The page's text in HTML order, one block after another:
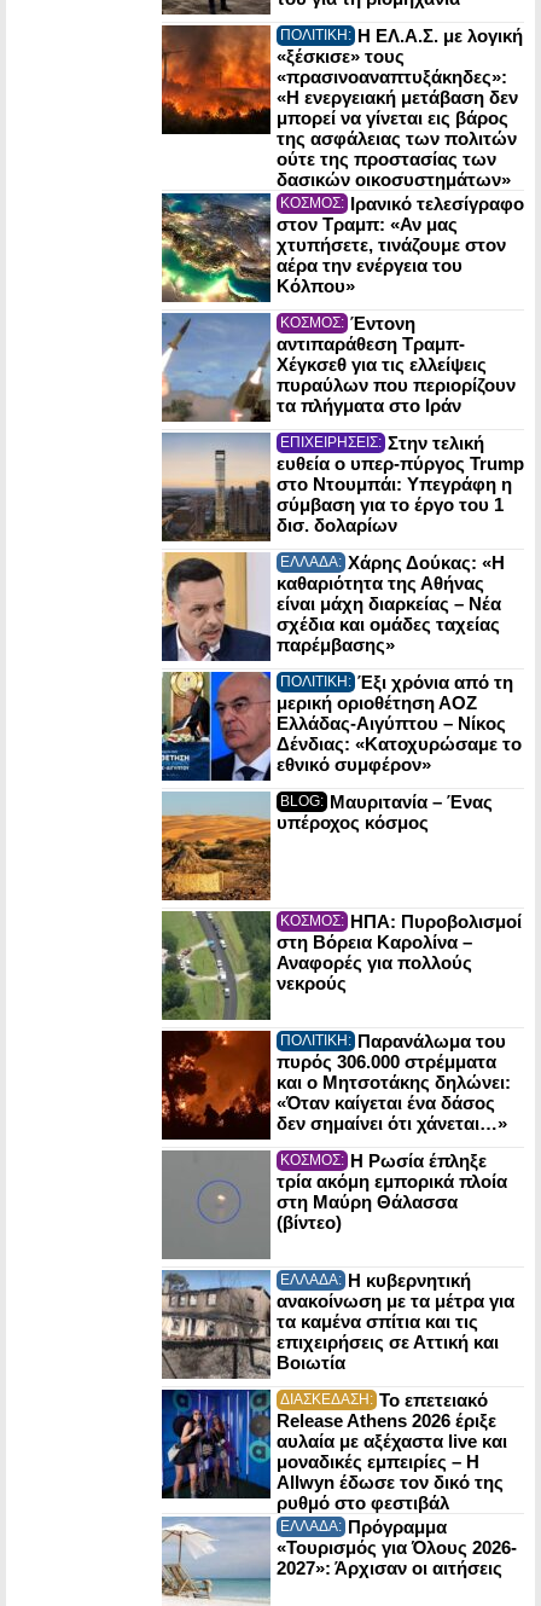
ΠΟΛΙΤΙΚΗ: Η ΕΛ.Α.Σ. με λογική
«ξέσκισε» τους
«πρασινοαναπτυξάκηδες»:
«Η ενεργειακή μετάβαση δεν
μπορεί να γίνεται εις βάρος
της ασφάλειας των πολιτών
ούτε της προστασίας των
δασικών οικοσυστημάτων»
ΚΟΣΜΟΣ: Ιρανικό τελεσίγραφο
στον Τραμπ: «Αν μας
χτυπήσετε, τινάζουμε στον
αέρα την ενέργεια του
Κόλπου»
ΚΟΣΜΟΣ: Έντονη
αντιπαράθεση Τραμπ-
Χέγκσεθ για τις ελλείψεις
πυραύλων που περιορίζουν
τα πλήγματα στο Ιράν
ΕΠΙΧΕΙΡΗΣΕΙΣ: Στην τελική
ευθεία ο υπερ-πύργος Trump
στο Ντουμπάι: Υπεγράφη η
σύμβαση για το έργο του 1
δισ. δολαρίων
ΕΛΛΑΔΑ: Χάρης Δούκας: «Η
καθαριότητα της Αθήνας
είναι μάχη διαρκείας – Νέα
σχέδια και ομάδες ταχείας
παρέμβασης»
ΠΟΛΙΤΙΚΗ: Έξι χρόνια από τη
μερική οριοθέτηση ΑΟΖ
Ελλάδας-Αιγύπτου – Νίκος
Δένδιας: «Κατοχυρώσαμε το
εθνικό συμφέρον»
BLOG: Μαυριτανία – Ένας
υπέροχος κόσμος
ΚΟΣΜΟΣ: ΗΠΑ: Πυροβολισμοί
στη Βόρεια Καρολίνα –
Αναφορές για πολλούς
νεκρούς
ΠΟΛΙΤΙΚΗ: Παρανάλωμα του
πυρός 306.000 στρέμματα
και ο Μητσοτάκης δηλώνει:
«Όταν καίγεται ένα δάσος
δεν σημαίνει ότι χάνεται…»
ΚΟΣΜΟΣ: Η Ρωσία έπληξε
τρία ακόμη εμπορικά πλοία
στη Μαύρη Θάλασσα
(βίντεο)
ΕΛΛΑΔΑ: Η κυβερνητική
ανακοίνωση με τα μέτρα για
τα καμένα σπίτια και τις
επιχειρήσεις σε Αττική και
Βοιωτία
ΔΙΑΣΚΕΔΑΣΗ: Το επετειακό
Release Athens 2026 έριξε
αυλαία με αξέχαστα live και
μοναδικές εμπειρίες – Η
Allwyn έδωσε τον δικό της
ρυθμό στο φεστιβάλ
ΕΛΛΑΔΑ: Πρόγραμμα
«Τουρισμός για Όλους 2026-
2027»: Άρχισαν οι αιτήσεις